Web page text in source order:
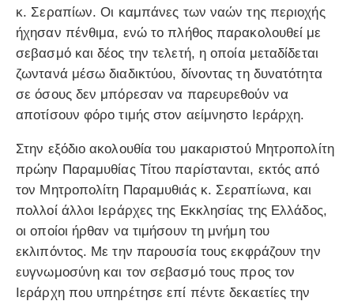
κ. Σεραπίων. Οι καμπάνες των ναών της περιοχής
ήχησαν πένθιμα, ενώ το πλήθος παρακολουθεί με
σεβασμό και δέος την τελετή, η οποία μεταδίδεται
ζωντανά μέσω διαδικτύου, δίνοντας τη δυνατότητα
σε όσους δεν μπόρεσαν να παρευρεθούν να
αποτίσουν φόρο τιμής στον αείμνηστο Ιεράρχη.
Στην εξόδιο ακολουθία του μακαριστού Μητροπολίτη
πρώην Παραμυθίας Τίτου παρίστανται, εκτός από
τον Μητροπολίτη Παραμυθιάς κ. Σεραπίωνα, και
πολλοί άλλοι Ιεράρχες της Εκκλησίας της Ελλάδος,
οι οποίοι ήρθαν να τιμήσουν τη μνήμη του
εκλιπόντος. Με την παρουσία τους εκφράζουν την
ευγνωμοσύνη και τον σεβασμό τους προς τον
Ιεράρχη που υπηρέτησε επί πέντε δεκαετίες την